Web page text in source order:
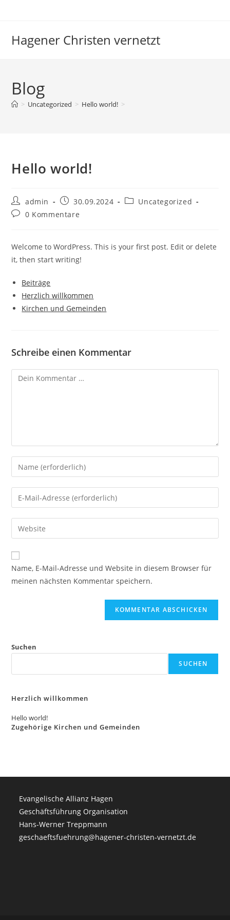
Hagener Christen vernetzt
Blog
> Uncategorized > Hello world! >
Hello world!
Beitrags-
Autor:
admin
Beitrag
veröffentlicht:
30.09.2024
Beitrags-
Uncategorized
Beitrags-
0 Kommentare
Welcome to WordPress. This is your first post. Edit or delete
it, then start writing!
Beiträge
Herzlich willkommen
Kirchen und Gemeinden
Schreibe einen Kommentar
Kommentar
Gib
deinen
Namen
oder
zum
Kommentieren
ein
Gib
deine
E-
Mail-
zum
Kommentieren
ein
Gib
deine
Website-
URL
Name, E-Mail-Adresse und Website in diesem Browser für
meinen nächsten Kommentar speichern.
Suchen
SUCHEN
Herzlich willkommen
Hello world!
Zugehörige Kirchen und Gemeinden
Evangelische Allianz Hagen
Geschäftsführung Organisation
Hans-Werner Treppmann
geschaeftsfuehrung@hagener-christen-vernetzt.de